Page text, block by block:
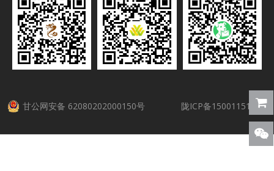
甘公网安备 62080202000150号 陇ICP备15001151号-5